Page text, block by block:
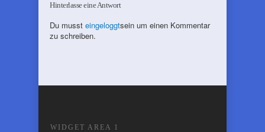
Hinterlasse eine Antwort
Du musst eingeloggtsein um einen Kommentar
zu schreiben.
WIDGET AREA 1